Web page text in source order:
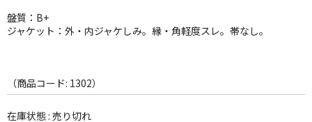
FOLK,SSW
WORLD
7INC
盤質：B+
ジャケット：外・内ジャケしみ。縁・角軽度スレ。帯なし。
（商品コード: 1302）
在庫状態 : 売り切れ